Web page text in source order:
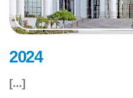
2024
[...]